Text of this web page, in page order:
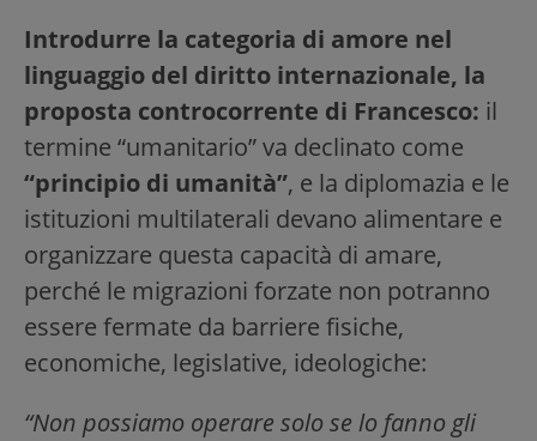
Introdurre la categoria di amore nel
linguaggio del diritto internazionale, la
proposta controcorrente di Francesco: il
termine “umanitario” va declinato come
“principio di umanità”, e la diplomazia e le
istituzioni multilaterali devano alimentare e
organizzare questa capacità di amare,
perché le migrazioni forzate non potranno
essere fermate da barriere fisiche,
economiche, legislative, ideologiche:
“Non possiamo operare solo se lo fanno gli